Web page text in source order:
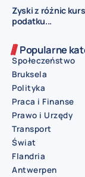
Zyski z różnic
podatku...
Popularne
Społeczeństwo
Bruksela
Polityka
Praca i Finanse
Prawo i Urzędy
Transport
Świat
Flandria
Antwerpen